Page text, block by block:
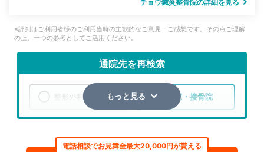
チョウ鍼灸整骨院の詳細を見る
※評判はご利用者様のご利用当時の主観的なご意見・ご感想です。その点ご理解
の上、一つの参考としてご活用ください。
通院先を再検索
整形外科 整骨院・接骨院
もっと見る
電話相談でお見舞金最大20,000円が貰える